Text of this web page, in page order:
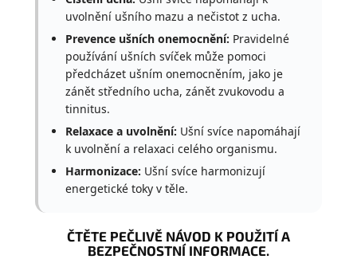
uvolnění ušního mazu a nečistot z ucha.
Prevence ušních onemocnění: Pravidelné
používání ušních svíček může pomoci
předcházet ušním onemocněním, jako je
zánět středního ucha, zánět zvukovodu a
tinnitus.
Relaxace a uvolnění: Ušní svíce napomáhají
k uvolnění a relaxaci celého organismu.
Harmonizace: Ušní svíce harmonizují
energetické toky v těle.
ČTĚTE PEČLIVĚ NÁVOD K POUŽITÍ A
BEZPEČNOSTNÍ INFORMACE.